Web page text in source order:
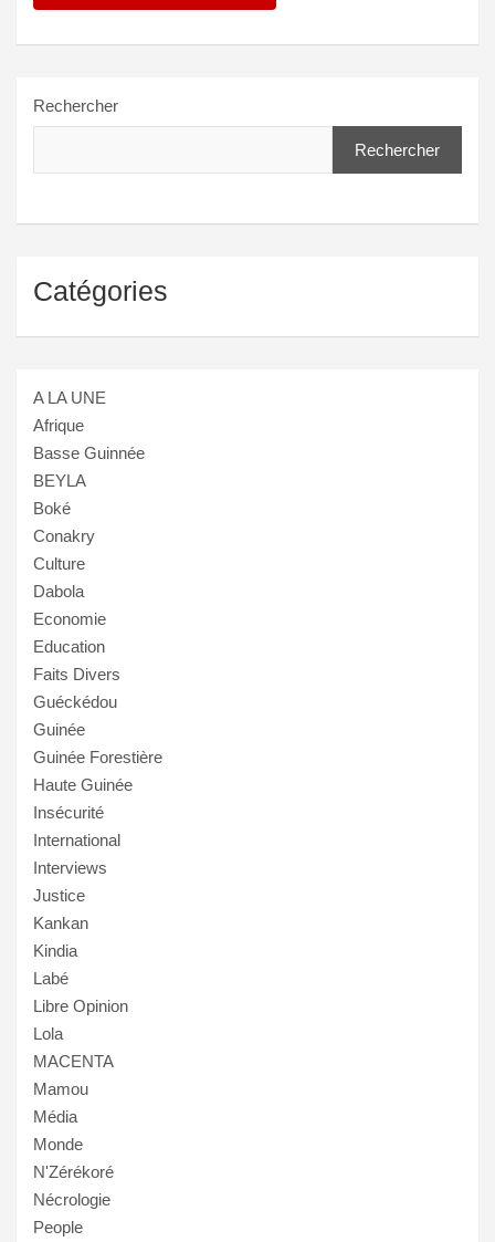
Rechercher
Rechercher
Catégories
A LA UNE
Afrique
Basse Guinnée
BEYLA
Boké
Conakry
Culture
Dabola
Economie
Education
Faits Divers
Guéckédou
Guinée
Guinée Forestière
Haute Guinée
Insécurité
International
Interviews
Justice
Kankan
Kindia
Labé
Libre Opinion
Lola
MACENTA
Mamou
Média
Monde
N'Zérékoré
Nécrologie
People